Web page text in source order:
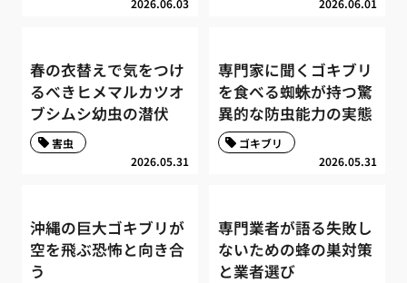
2026.06.03 2026.06.01
春の衣替えで気をつけ
るべきヒメマルカツオ
ブシムシ幼虫の潜伏
2026.05.31
害虫
専門家に聞くゴキブリ
を食べる蜘蛛が持つ驚
異的な防虫能力の実態
2026.05.31
ゴキブリ
沖縄の巨大ゴキブリが
空を飛ぶ恐怖と向き合
う
専門業者が語る失敗し
ないための蜂の巣対策
と業者選び